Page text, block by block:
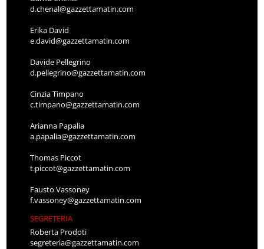
d.chenal@gazzettamatin.com
Erika David
e.david@gazzettamatin.com
Davide Pellegrino
d.pellegrino@gazzettamatin.com
Cinzia Timpano
c.timpano@gazzettamatin.com
Arianna Papalia
a.papalia@gazzettamatin.com
Thomas Piccot
t.piccot@gazzettamatin.com
Fausto Vassoney
f.vassoney@gazzettamatin.com
SEGRETERIA
Roberta Prodoti
segreteria@gazzettamatin.com